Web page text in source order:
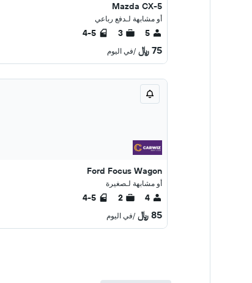
Mazda CX-5
أو مشابهة لـدفع رباعي
5
3
4-5
75 ﷼ /في اليوم
Ford Focus Wagon
أو مشابهة لـصغيرة
4
2
4-5
85 ﷼ /في اليوم